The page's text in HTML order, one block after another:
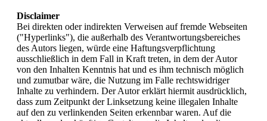
Disclaimer
Bei direkten oder indirekten Verweisen auf fremde Webseiten
("Hyperlinks"), die außerhalb des Verantwortungsbereiches
des Autors liegen, würde eine Haftungsverpflichtung
ausschließlich in dem Fall in Kraft treten, in dem der Autor
von den Inhalten Kenntnis hat und es ihm technisch möglich
und zumutbar wäre, die Nutzung im Falle rechtswidriger
Inhalte zu verhindern. Der Autor erklärt hiermit ausdrücklich,
dass zum Zeitpunkt der Linksetzung keine illegalen Inhalte
auf den zu verlinkenden Seiten erkennbar waren. Auf die